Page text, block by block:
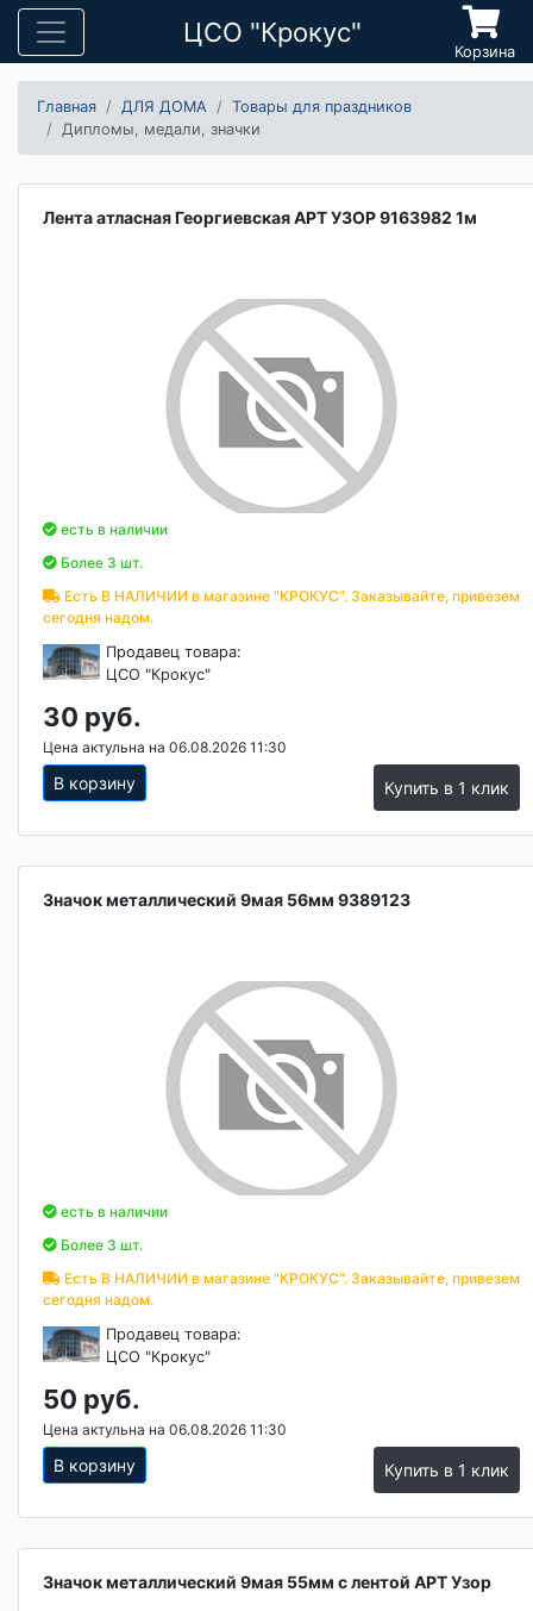
ЦСО "Крокус"
Корзина
Главная ДЛЯ ДОМА
Товары для праздников
Дипломы, медали, значки
Лента атласная Георгиевская АРТ УЗОР 9163982 1м
есть в наличии
Более 3 шт.
Есть В НАЛИЧИИ в магазине "КРОКУС". Заказывайте, привезем
сегодня надом.
Продавец товара:
ЦСО "Крокус"
30 руб.
Цена актульна на 06.08.2026 11:30
В корзину Купить в 1 клик
Значок металлический 9мая 56мм 9389123
есть в наличии
Более 3 шт.
Есть В НАЛИЧИИ в магазине "КРОКУС". Заказывайте, привезем
сегодня надом.
Продавец товара:
ЦСО "Крокус"
50 руб.
Цена актульна на 06.08.2026 11:30
В корзину Купить в 1 клик
Значок металлический 9мая 55мм с лентой АРТ Узор